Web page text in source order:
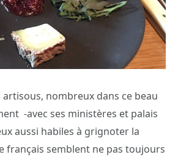
nombreux dans ce beau
-avec ses ministères et palais
aussi habiles à grignoter la
français semblent ne pas toujours